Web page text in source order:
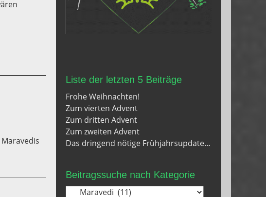
Liste der letzten 5 Beiträge
Frohe Weihnachten!
Zum vierten Advent
Zum dritten Advent
Zum zweiten Advent
Das dringend nötige Frühjahrsupdate…
Beitragssuche nach Kategorie
Beitragssuche